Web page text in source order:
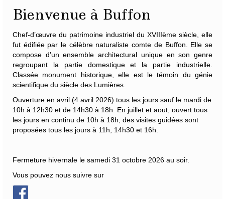
Bienvenue à Buffon
Chef-d’œuvre du patrimoine industriel du XVIIIème siècle, elle
fut édifiée par le célèbre naturalistecomte de Buffon . Elle se
compose d’un ensemble architectural unique en son genre
regroupant la partie domestique et la partie industrielle.
Classée monument historique, elle est le témoin du génie
scientifique du siècle des Lumières.
Ouverture en avril (4 avril 2026) tous les jours sauf le mardi de
10h à 12h30 et de 14h30 à 18h. En juillet et aout, ouvert tous
les jours en continu de 10h à 18h, des visites guidées sont
proposées tous les jours à 11h, 14h30 et 16h.
Fermeture hivernale le samedi 31 octobre 2026 au soir.
Vous pouvez nous suivre sur